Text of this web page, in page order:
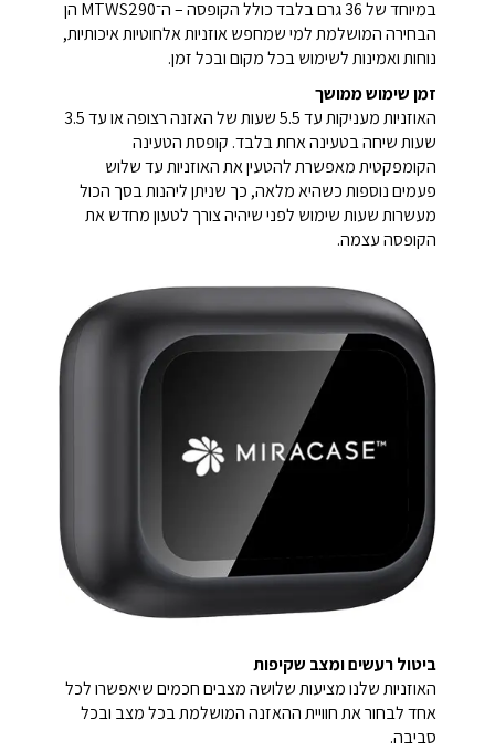
במיוחד של 36 גרם בלבד כולל הקופסה – ה־MTWS290 הן
הבחירה המושלמת למי שמחפש אוזניות אלחוטיות איכותיות,
נוחות ואמינות לשימוש בכל מקום ובכל זמן.
זמן שימוש ממושך
האוזניות מעניקות עד 5.5 שעות של האזנה רצופה או עד 3.5
שעות שיחה בטעינה אחת בלבד. קופסת הטעינה
הקומפקטית מאפשרת להטעין את האוזניות עד שלוש
פעמים נוספות כשהיא מלאה, כך שניתן ליהנות בסך הכול
מעשרות שעות שימוש לפני שיהיה צורך לטעון מחדש את
הקופסה עצמה.
ביטול רעשים ומצב שקיפות
האוזניות שלנו מציעות שלושה מצבים חכמים שיאפשרו לכל
אחד לבחור את חוויית ההאזנה המושלמת בכל מצב ובכל
סביבה.